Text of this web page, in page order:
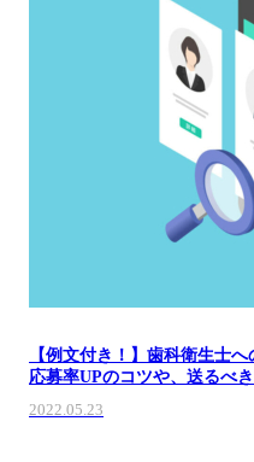
【例文付き！】歯科衛生士
応募率UPのコツや、送るべ
2022.05.23